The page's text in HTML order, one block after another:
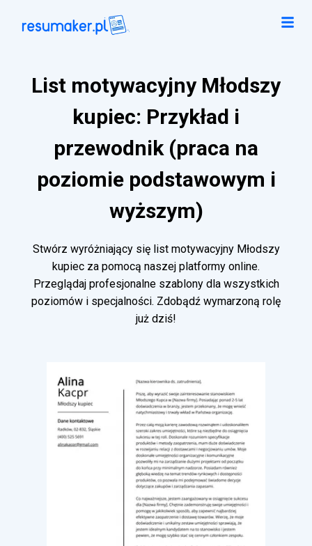
List motywacyjny Młodszy
kupiec: Przykład i
przewodnik (praca na
poziomie podstawowym i
wyższym)
Stwórz wyróżniający się list motywacyjny Młodszy
kupiec za pomocą naszej platformy online.
Przeglądaj profesjonalne szablony dla wszystkich
poziomów i specjalności. Zdobądź wymarzoną rolę
już dziś!